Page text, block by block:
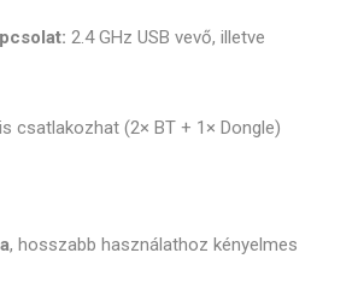
2.4 GHz USB vevő, illetve
is csatlakozhat (2× BT + 1× Dongle)
, hosszabb használathoz kényelmes